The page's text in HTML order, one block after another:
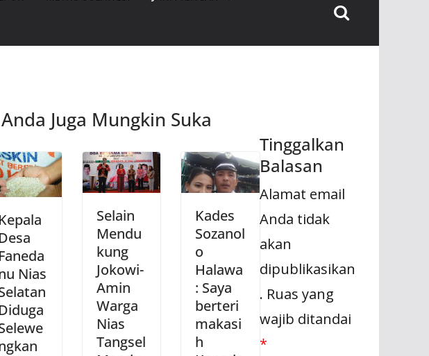
Anda Juga Mungkin Suka
Kepala
Desa
Faneda
Nias
Diduga
Selain
Mendu
kung
Jokowi-
Amin
Warga
Nias
Tangsel
Kades
Sozanol
o
Halawa
: Saya
berteri
makasi
h
Tinggalkan
Balasan
Alamat email
Anda tidak
akan
dipublikasikan
. Ruas yang
wajib ditandai
*